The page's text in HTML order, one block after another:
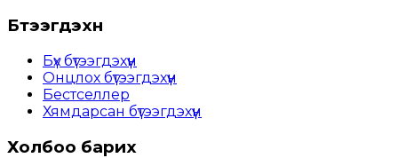
Бүтээгдэхүүн
Бүх бүтээгдэхүүн
Онцлох бүтээгдэхүүн
Бестселлер
Хямдарсан бүтээгдэхүүн
Холбоо барих